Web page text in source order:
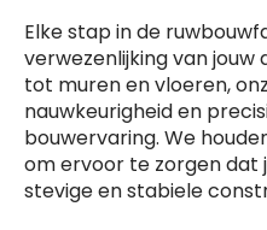
Elke stap in de
verwezenlijking van jouw
tot muren en vloeren,
nauwkeurigheid en
bouwervaring. We
om ervoor te zorgen dat
stevige en stabiele